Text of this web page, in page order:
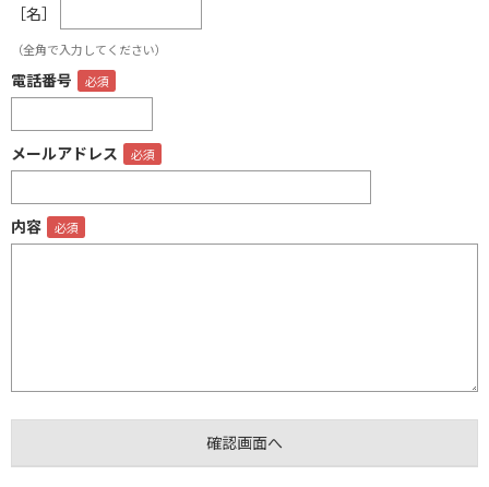
［名］
（全角で入力してください）
電話番号
メールアドレス
内容